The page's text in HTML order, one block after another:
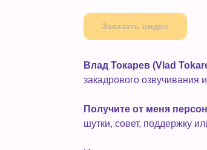
Заказать видео
Влад Токарев (Vlad
закадрового озвучивания
Получите от меня
шутки, совет, поддержку